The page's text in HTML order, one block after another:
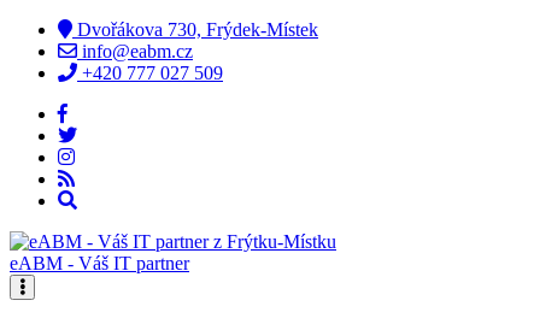
Dvořákova 730, Frýdek-Místek
info@eabm.cz
+420 777 027 509
eABM - Váš IT partner